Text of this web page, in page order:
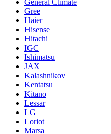
General Climate
Gree
Haier
Hisense
Hitachi
IGC
Ishimatsu
JAX
Kalashnikov
Kentatsu
Kitano
Lessar
LG
Loriot
Marsa